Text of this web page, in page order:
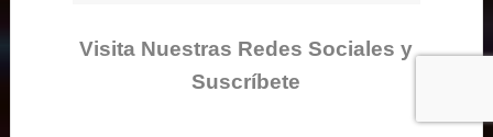
Visita Nuestras Redes Sociales y
Suscríbete